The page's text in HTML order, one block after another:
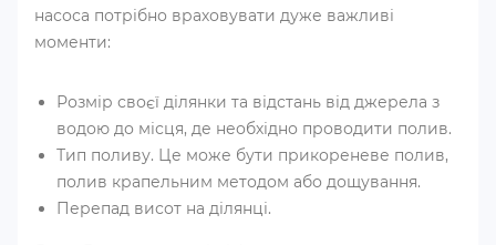
насоса потрібно враховувати дуже важливі
моменти:
Розмір своєї ділянки та відстань від джерела з
водою до місця, де необхідно проводити полив.
Тип поливу. Це може бути прикореневе полив,
полив крапельним методом або дощування.
Перепад висот на ділянці.